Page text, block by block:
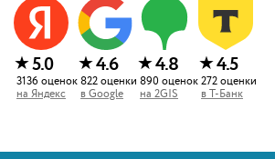
★5.0
3136 оценок
на Яндекс
★4.6
822оценки
вGoogle
★4.8
890 оценок
на 2GIS
★4.5
272оценки
вТ-Банк